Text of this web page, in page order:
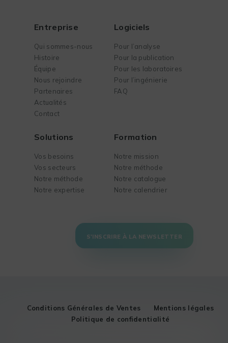
Entreprise
Qui sommes-nous
Histoire
Équipe
Nous rejoindre
Partenaires
Actualités
Contact
Logiciels
Pour l’analyse
Pour la publication
Pour les laboratoires
Pour l’ingénierie
FAQ
Solutions
Vos besoins
Vos secteurs
Notre méthode
Notre expertise
Formation
Notre mission
Notre méthode
Notre catalogue
Notre calendrier
S'INSCRIRE À LA NEWSLETTER
Conditions Générales de Ventes
Mentions légales
Politique de confidentialité